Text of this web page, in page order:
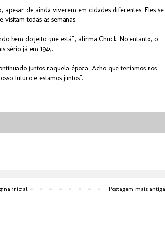
apesar de ainda viverem em cidades diferentes. Eles se
todas as semanas.
bem do jeito que está", afirma Chuck. No entanto, o
sério já em 1945.
juntos naquela época. Acho que teríamos nos
futuro e estamos juntos".
Postagem mais antiga
inicial